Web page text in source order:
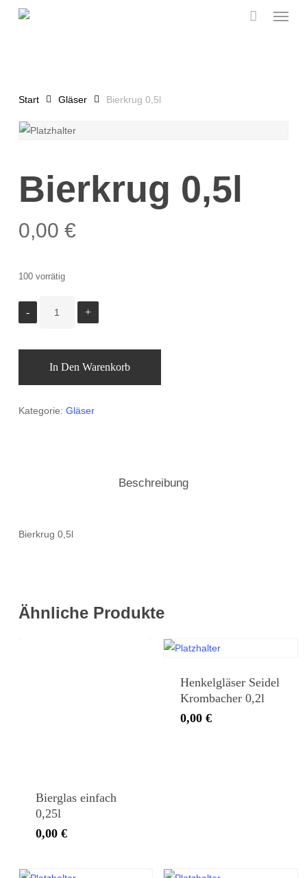
Menu
Start Gläser Bierkrug 0,5l
Bierkrug 0,5l
0,00 €
100 vorrätig
In Den Warenkorb
Kategorie: Gläser
Beschreibung
Bierkrug 0,5l
Ähnliche Produkte
Bierglas einfach
0,25l
0,00 €
Henkelgläser Seidel
Krombacher 0,2l
0,00€